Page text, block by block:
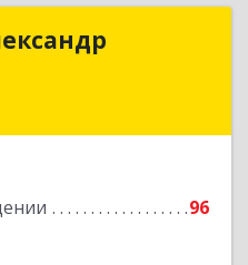
96
Александр
Подробнее